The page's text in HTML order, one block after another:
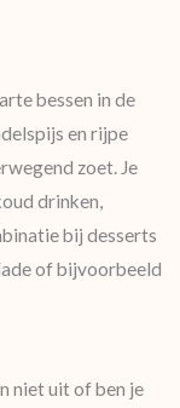
bessen in de
en rijpe
zoet. Je
drinken,
bij desserts
of bijvoorbeeld
niet uit of ben je